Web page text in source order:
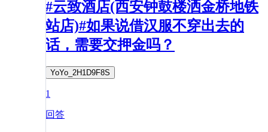
#云致酒店(西安钟鼓楼洒金桥地铁
站店)#如果说借汉服不穿出去的
话，需要交押金吗？
YoYo_2H1D9F8S
1
回答